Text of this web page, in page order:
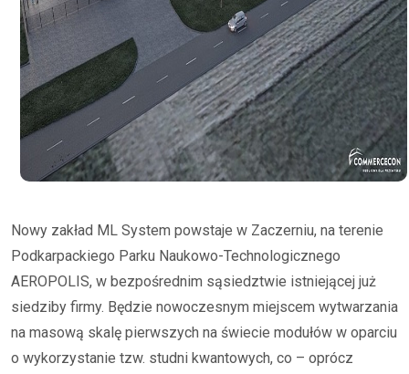
Nowy zakład ML System powstaje w Zaczerniu, na terenie
Podkarpackiego Parku Naukowo-Technologicznego
AEROPOLIS, w bezpośrednim sąsiedztwie istniejącej już
siedziby firmy. Będzie nowoczesnym miejscem wytwarzania
na masową skalę pierwszych na świecie modułów w oparciu
o wykorzystanie tzw. studni kwantowych, co – oprócz